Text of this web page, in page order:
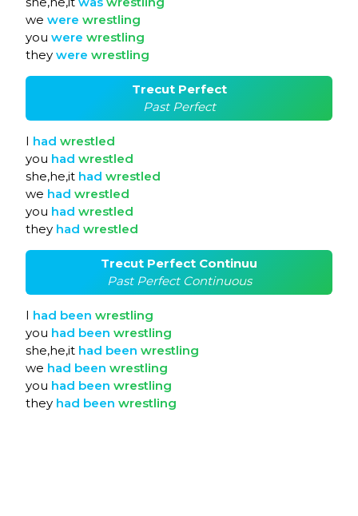
we were wrestling
you were wrestling
they were wrestling
Trecut Perfect
Past Perfect
I had wrestled
you had wrestled
she,he,it had wrestled
we had wrestled
you had wrestled
they had wrestled
Trecut Perfect Continuu
Past Perfect Continuous
I had been wrestling
you had been wrestling
she,he,it had been wrestling
we had been wrestling
you had been wrestling
they had been wrestling